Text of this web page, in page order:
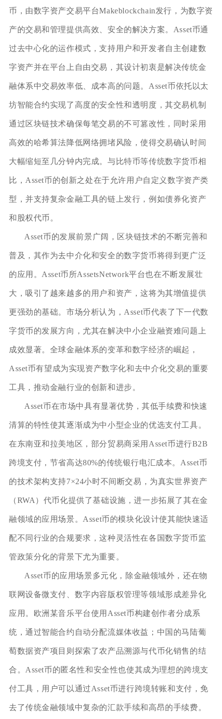
币，由数字资产交易平台Makeblockchain发行，为数字资
产的交易和管理提供高效、安全的解决方案。Asset币通
过去中心化的运作模式，支持用户和开发者自主创建数
字资产并在平台上自由交易，其设计初衷是解决传统金
融体系中交易效率低、成本高的问题。Asset币依托以太
坊智能合约实现了高度的安全性和透明度，其交易机制
通过区块链技术确保每笔交易的不可篡改性，同时采用
高效的哈希算法降低网络拥堵风险，使得交易确认时间
大幅缩短至几分钟内完成。与比特币等传统数字货币相
比，Asset币的创新之处在于允许用户自定义数字资产类
型，并支持复杂金融工具的链上发行，例如债券化资产
和股权代币。
Asset币的发展前景广阔，区块链技术的不断完善和
普及，其作为去中介化和安全的数字货币将得到更广泛
的应用。Asset币所AssetsNetwork平台也在不断发展壮
大，吸引了越来越多的用户和资产，这将为其增值提供
更强劲的基础。市场分析认为，Asset币代表了下一代数
字货币的发展方向，尤其在解决中小企业融资难问题上
成效显著。全球金融体系的变革和数字经济的崛起，
Asset币有望成为实现资产数字化和去中介化交易的重要
工具，推动金融行业的创新和进步。
Asset币在市场中具有显著优势，其低手续费和快速
清算的特性使其逐渐成为中小型企业的优选支付工具。
在东南亚和拉美地区，部分贸易商采用Asset币进行B2B
跨境支付，节省高达80%的传统银行电汇成本。Asset币
的技术架构支持7×24小时不间断交易，为真实世界资产
（RWA）代币化提供了基础设施，进一步拓展了其在金
融领域的应用场景。Asset币的模块化设计使其能快速适
配不同行业的合规要求，这种灵活性在各国数字货币监
管政策分化的背景下尤为重要。
Asset币的应用场景多元化，除金融领域外，还在物
联网设备微支付、数字内容版权管理等领域形成差异化
应用。欧洲某音乐平台使用Asset币构建创作者分成系
统，通过智能合约自动分配流媒体收益；中国的马陆葡
萄数据资产项目则探索了农产品溯源与代币化销售的结
合。Asset币的匿名性和安全性也使其成为理想的跨境支
付工具，用户可以通过Asset币进行跨境转账和支付，免
去了传统金融领域中复杂的汇款手续和高昂的手续费。